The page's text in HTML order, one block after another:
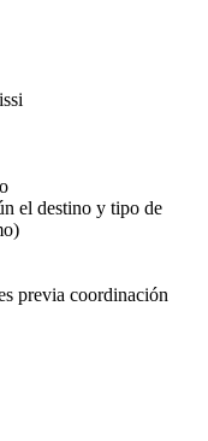
el destino y tipo de
previa coordinación